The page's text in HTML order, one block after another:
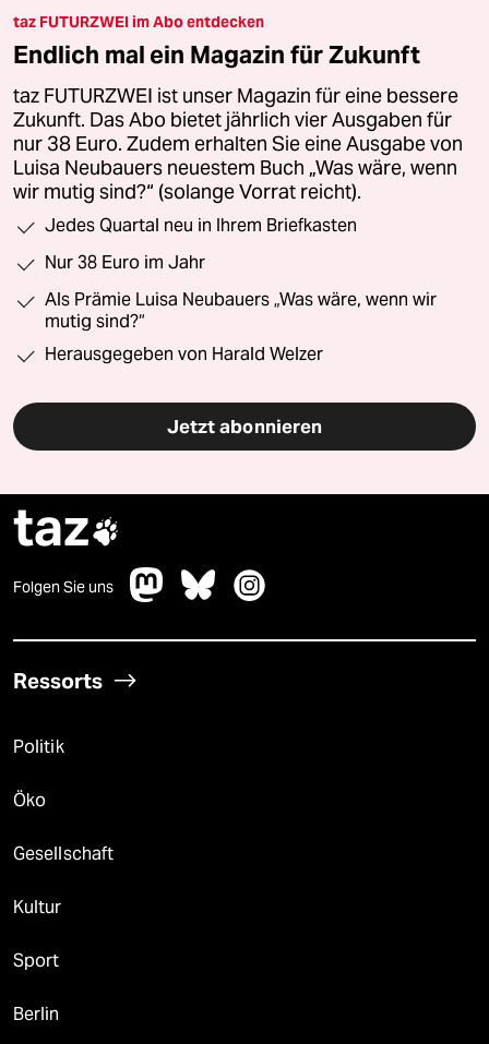
taz FUTURZWEI im Abo entdecken
Endlich mal ein Magazin für Zukunft
taz FUTURZWEI ist unser Magazin für eine bessere
Zukunft. Das Abo bietet jährlich vier Ausgaben für
nur 38 Euro. Zudem erhalten Sie eine Ausgabe von
Luisa Neubauers neuestem Buch „Was wäre, wenn
wir mutig sind?“ (solange Vorrat reicht).
Jedes Quartal neu in Ihrem Briefkasten
Nur 38 Euro im Jahr
Als Prämie Luisa Neubauers „Was wäre, wenn wir
mutig sind?“
Herausgegeben von Harald Welzer
Jetzt abonnieren
taz
Folgen Sie uns
Ressorts
Politik
Öko
Gesellschaft
Kultur
Sport
Berlin